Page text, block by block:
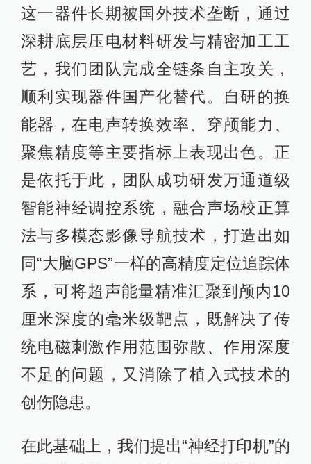
这一器件长期被国外技术垄断，通过
深耕底层压电材料研发与精密加工工
艺，我们团队完成全链条自主攻关，
顺利实现器件国产化替代。自研的换
能器，在电声转换效率、穿颅能力、
聚焦精度等主要指标上表现出色。正
是依托于此，团队成功研发万通道级
智能神经调控系统，融合声场校正算
法与多模态影像导航技术，打造出如
同“大脑GPS”一样的高精度定位追踪体
系，可将超声能量精准汇聚到颅内10
厘米深度的毫米级靶点，既解决了传
统电磁刺激作用范围弥散、作用深度
不足的问题，又消除了植入式技术的
创伤隐患。
在此基础上，我们提出“神经打印机”的